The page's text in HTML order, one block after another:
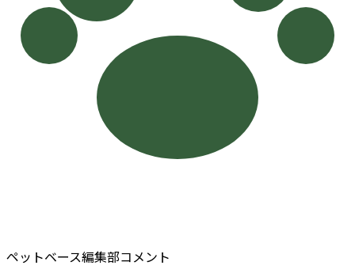
ペットベース編集部コメント